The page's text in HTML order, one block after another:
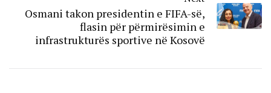
Osmani takon presidentin e FIFA-së,
flasin për përmirësimin e
infrastrukturës sportive në Kosovë